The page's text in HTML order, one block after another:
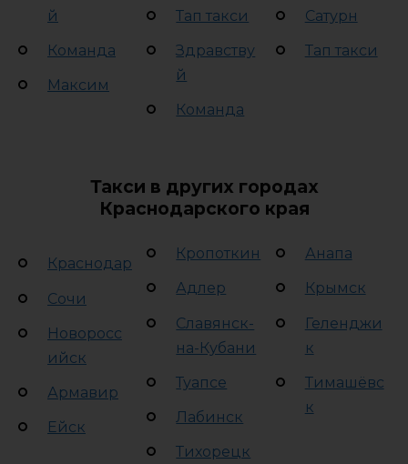
й
Команда
Максим
Тап такси
Здравству
й
Команда
Сатурн
Тап такси
Такси в других городах
Краснодарского края
Краснодар
Сочи
Новоросс
ийск
Армавир
Ейск
Кропоткин
Адлер
Славянск-
на-Кубани
Туапсе
Лабинск
Тихорецк
Анапа
Крымск
Геленджи
к
Тимашёвс
к